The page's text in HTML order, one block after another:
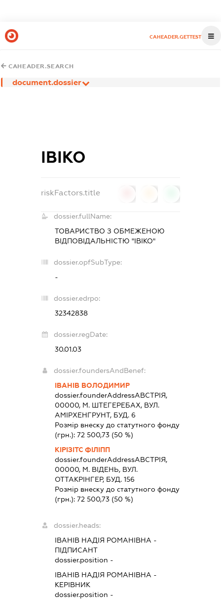
CAHEADER.GETTEST
CAHEADER.SEARCH
document.dossier
ІВІКО
riskFactors.title
dossier.fullName:
ТОВАРИСТВО З ОБМЕЖЕНОЮ
ВІДПОВІДАЛЬНІСТЮ "ІВІКО"
dossier.opfSubType:
-
dossier.edrpo:
32342838
dossier.regDate:
30.01.03
dossier.foundersAndBenef:
ІВАНІВ ВОЛОДИМИР
dossier.founderAddressАВСТРІЯ,
00000, М. ШТЕГЕРЕБАХ, ВУЛ.
АМІРХЕНГРУНТ, БУД. 6
Розмір внеску до статутного фонду
(грн.): 72 500,73(50 %)
КІРІЗІТС ФІЛІПП
dossier.founderAddressАВСТРІЯ,
00000, М. ВІДЕНЬ, ВУЛ.
ОТТАКРІНГЕР, БУД. 156
Розмір внеску до статутного фонду
(грн.): 72 500,73(50 %)
dossier.heads:
ІВАНІВ НАДІЯ РОМАНІВНА -
ПІДПИСАНТ
dossier.position -
ІВАНІВ НАДІЯ РОМАНІВНА -
КЕРІВНИК
dossier.position -